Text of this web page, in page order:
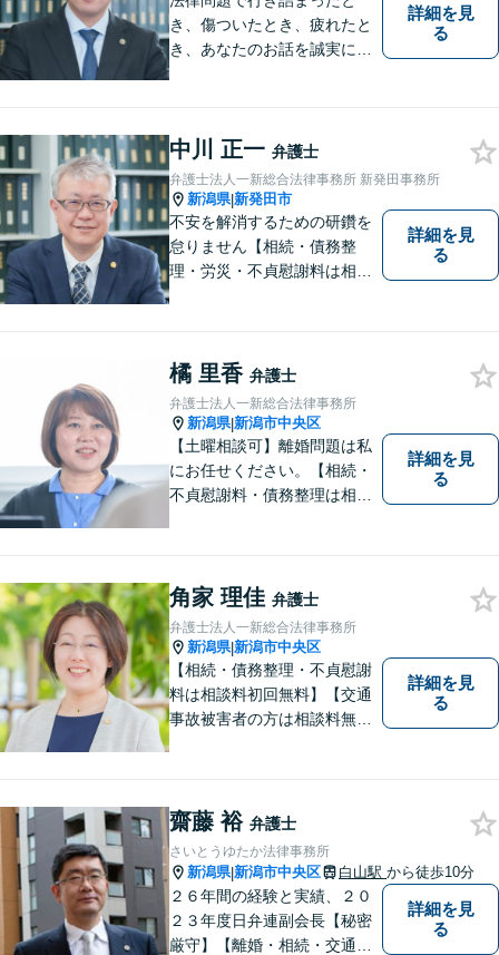
き、傷ついたとき、疲れたと
き、あなたのお話を誠実にお
詳細を見
る
中川 正一 弁護士
弁護士法人一新総合法律事務所 新発田事務所
新潟県|新発田市
不安を解消するための研鑽を
怠りません【相続・債務整
理・労災・不貞慰謝料は相談
く）】【土曜相談可】
詳細を見
る
橘 里香 弁護士
弁護士法人一新総合法律事務所
新潟県|新潟市中央区
【土曜相談可】離婚問題は私
にお任せください。【相続・
不貞慰謝料・債務整理は相談
く）】
詳細を見
る
角家 理佳 弁護士
弁護士法人一新総合法律事務所
新潟県|新潟市中央区
【相続・債務整理・不貞慰謝
料は相談料初回無料】【交通
事故被害者の方は相談料無料
るため日々研鑽を積んでいま
詳細を見
る
齋藤 裕 弁護士
さいとうゆたか法律事務所
新潟県|新潟市中央区 白山駅 から徒歩10分
２６年間の経験と実績、２０
２３年度日弁連副会長【秘密
厳守】【離婚・相続・交通事
詳細を見
る